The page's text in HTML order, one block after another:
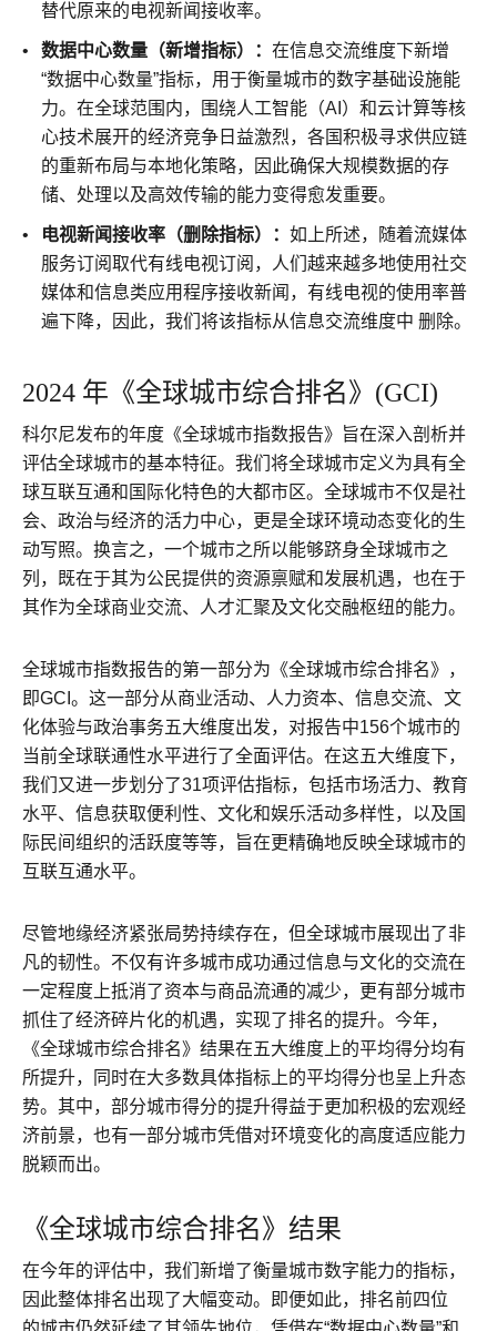
替代原来的电视新闻接收率。
数据中心数量（新增指标）： 在信息交流维度下新增
“数据中心数量”指标，用于衡量城市的数字基础设施能
力。在全球范围内，围绕人工智能（AI）和云计算等核
心技术展开的经济竞争日益激烈，各国积极寻求供应链
的重新布局与本地化策略，因此确保大规模数据的存
储、处理以及高效传输的能力变得愈发重要。
电视新闻接收率（删除指标）： 如上所述，随着流媒体
服务订阅取代有线电视订阅，人们越来越多地使用社交
媒体和信息类应用程序接收新闻，有线电视的使用率普
遍下降，因此，我们将该指标从信息交流维度中 删除。
2024 年《全球城市综合排名》(GCI)
科尔尼发布的年度《全球城市指数报告》旨在深入剖析并
评估全球城市的基本特征。我们将全球城市定义为具有全
球互联互通和国际化特色的大都市区。全球城市不仅是社
会、政治与经济的活力中心，更是全球环境动态变化的生
动写照。换言之，一个城市之所以能够跻身全球城市之
列，既在于其为公民提供的资源禀赋和发展机遇，也在于
其作为全球商业交流、人才汇聚及文化交融枢纽的能力。
全球城市指数报告的第一部分为《全球城市综合排名》，
即GCI。这一部分从商业活动、人力资本、信息交流、文
化体验与政治事务五大维度出发，对报告中156个城市的
当前全球联通性水平进行了全面评估。在这五大维度下，
我们又进一步划分了31项评估指标，包括市场活力、教育
水平、信息获取便利性、文化和娱乐活动多样性，以及国
际民间组织的活跃度等等，旨在更精确地反映全球城市的
互联互通水平。
尽管地缘经济紧张局势持续存在，但全球城市展现出了非
凡的韧性。不仅有许多城市成功通过信息与文化的交流在
一定程度上抵消了资本与商品流通的减少，更有部分城市
抓住了经济碎片化的机遇，实现了排名的提升。今年，
《全球城市综合排名》结果在五大维度上的平均得分均有
所提升，同时在大多数具体指标上的平均得分也呈上升态
势。其中，部分城市得分的提升得益于更加积极的宏观经
济前景，也有一部分城市凭借对环境变化的高度适应能力
脱颖而出。
《全球城市综合排名》结果
在今年的评估中，我们新增了衡量城市数字能力的指标，
因此整体排名出现了大幅变动。即便如此，排名前四位